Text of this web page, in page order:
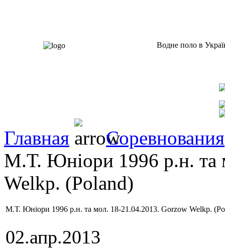
Водне поло в
Главная
Соревнования
М.Т. Юніори 1996 р.н. та
Welkp. (Poland)
М.Т. Юніори 1996 р.н. та мол. 18-21.04.2013. Gorzow Welkp.
02.апр.2013